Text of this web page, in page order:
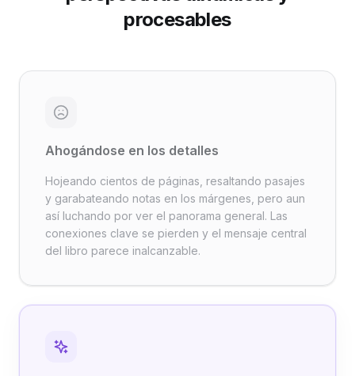
procesables
Ahogándose en los detalles
Hojeando cientos de páginas, resaltando pasajes
y garabateando notas en los márgenes, pero aun
así luchando por ver el panorama general. Las
conexiones clave se pierden y el mensaje central
del libro parece inalcanzable.